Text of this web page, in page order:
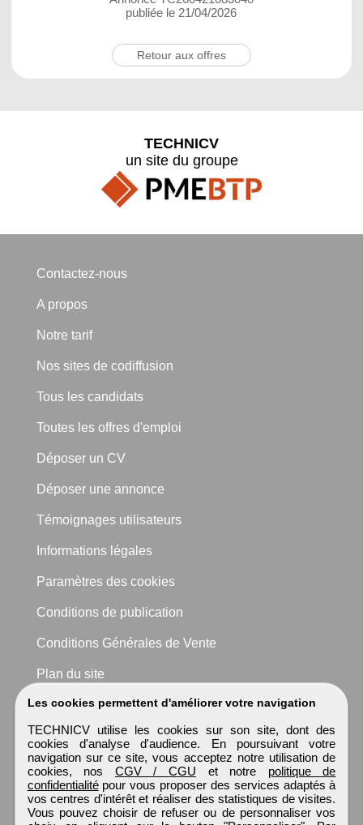
publiée le 21/04/2026
Retour aux offres
Les cookies permettent d'améliorer votre navigation
TECHNICV utilise les cookies sur son site, dont des
cookies d'analyse d'audience. En poursuivant votre
navigation sur ce site, vous acceptez notre utilisation de
cookies, nos CGV / CGU et notre politique de
confidentialitépour vous proposer des services adaptés à
vos centres d'intérêt et réaliser des statistiques de visites.
Vous pouvez choisir de refuser ou de personnaliser vos
TECHNICV
un site du groupe
Contactez-nous
A propos
Notre tarif
Nos sites de codiffusion
Tous les candidats
Toutes les offres d'emploi
Déposer un CV
Déposer une annonce
Témoignages utilisateurs
Informations légales
Paramètres des cookies
Conditions de publication
Conditions Générales de Vente
Plan du site